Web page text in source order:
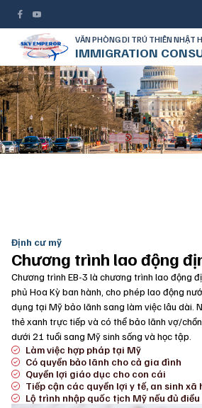
VĂN PHÒNG DI TRÚ THIÊN NHẬT
IMMIGRATION
Định cư mỹ
Chương trình lao động
Chương trình EB-3 là chương trình lao động
phủ Hoa Kỳ ban hành, cho phép lao động
dụng tại Mỹ bảo lãnh sang làm việc lâu dài.
thẻ xanh trực tiếp và có thể bảo lãnh vợ/
dưới 21 tuổi sang Mỹ sinh sống và học tập.
Làm việc hợp pháp tại Mỹ
Có quyền bảo lãnh cho cả gia đình
Quyền lợi giáo dục cho con cái
Tiếp cận các quyền lợi y tế, an sinh xã
Lộ trình nhập quốc tịch Mỹ nếu đủ